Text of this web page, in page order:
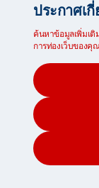
ปิดขอบที่
แน่นรอบ
ควร
ประกาศเ
ค้นหาข้อมูลเพิ่มเติ
การท่องเว็บของคุ